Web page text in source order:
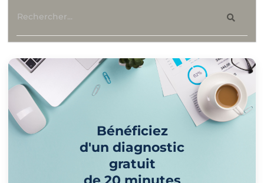
Bénéficiez
d'un diagnostic
gratuit